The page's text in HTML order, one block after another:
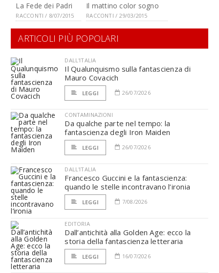
La Fede dei Padri
RACCONTI / 8/07/2015
Il mattino color sogno
RACCONTI / 29/03/2015
ARTICOLI PIÙ POPOLARI
DALL'ITALIA
Il Qualunquismo sulla fantascienza di
Mauro Covacich
LEGGI 26/07/2026
CONTAMINAZIONI
Da qualche parte nel tempo: la
fantascienza degli Iron Maiden
LEGGI 26/07/2026
DALL'ITALIA
Francesco Guccini e la fantascienza:
quando le stelle incontravano l’ironia
LEGGI 7/08/2026
EDITORIA
Dall’antichità alla Golden Age: ecco la
storia della fantascienza letteraria
LEGGI 16/07/2026